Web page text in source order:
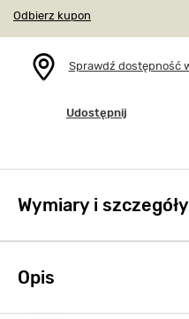
Odbierz kupon
Sprawdź dostępność
Udostępnij
Wymiary i szczegóły
Opis